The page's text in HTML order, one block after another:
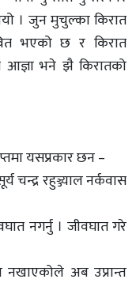
। जुन मुचुल्का किरात
भएको छ र किरात
आज्ञा भने झै किरातको
यसप्रकार छन –
चन्द्र रहुञ्ज्याल नर्कवास
नगर्नु । जीवघात गरे
अब उप्रान्त